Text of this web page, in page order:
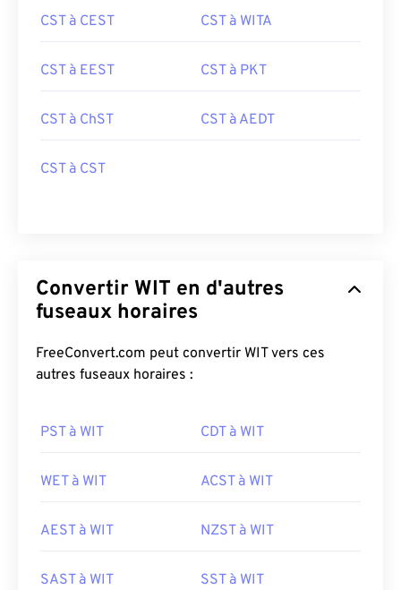
CST à CEST CST à WITA
CST à EEST CST à PKT
CST à ChST CST à AEDT
CST à CST
Convertir WIT en d'autres
fuseaux horaires
FreeConvert.com peut convertir WIT vers ces
autres fuseaux horaires :
PST à WIT CDT à WIT
WET à WIT ACST à WIT
AEST à WIT NZST à WIT
SAST à WIT SST à WIT